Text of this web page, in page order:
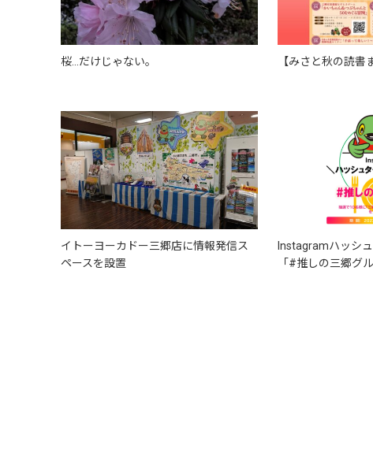
桜…だけじゃない。 【みさと秋の読
イトーヨーカドー三郷店に情報発信ス
ペースを設置
Instagramハッシ
「#推しの三郷グ